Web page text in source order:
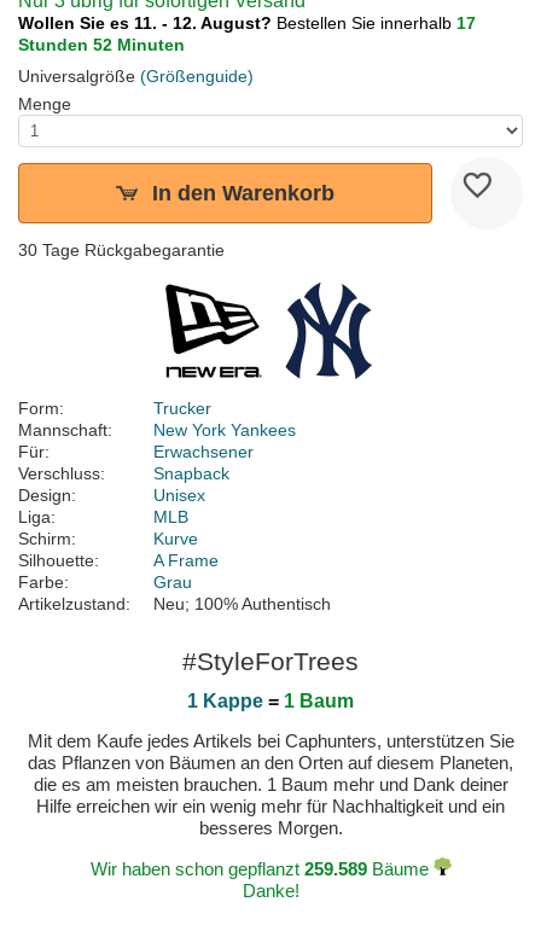
Wollen Sie es 11. - 12. August? Bestellen Sie innerhalb 17
Stunden 52 Minuten
Universalgröße (Größenguide)
Menge
In den Warenkorb
30 Tage Rückgabegarantie
Form:
Trucker
Mannschaft:
New York Yankees
Für:
Erwachsener
Verschluss:
Snapback
Design:
Unisex
Liga:
MLB
Schirm:
Kurve
Silhouette:
A Frame
Farbe:
Grau
Artikelzustand:
Neu; 100% Authentisch
#StyleForTrees
1 Kappe = 1 Baum
Mit dem Kaufe jedes Artikels bei Caphunters, unterstützen Sie
das Pflanzen von Bäumen an den Orten auf diesem Planeten,
die es am meisten brauchen. 1 Baum mehr und Dank deiner
Hilfe erreichen wir ein wenig mehr für Nachhaltigkeit und ein
besseres Morgen.
Wir haben schon gepflanzt 259.589Bäume
Danke!